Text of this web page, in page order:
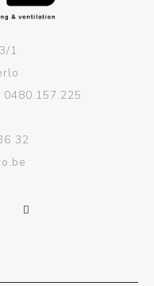
1
32